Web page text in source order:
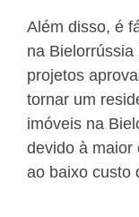
Além disso, é
na
projetos
tornar um
imóveis na
devido à maior
ao baixo custo